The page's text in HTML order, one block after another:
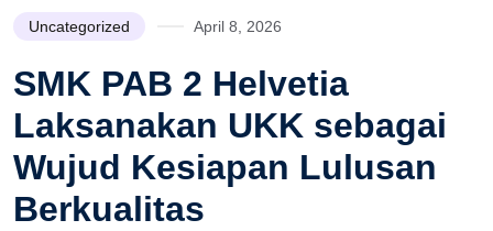
Uncategorized April 8, 2026
SMK PAB 2 Helvetia
Laksanakan UKK sebagai
Wujud Kesiapan Lulusan
Berkualitas